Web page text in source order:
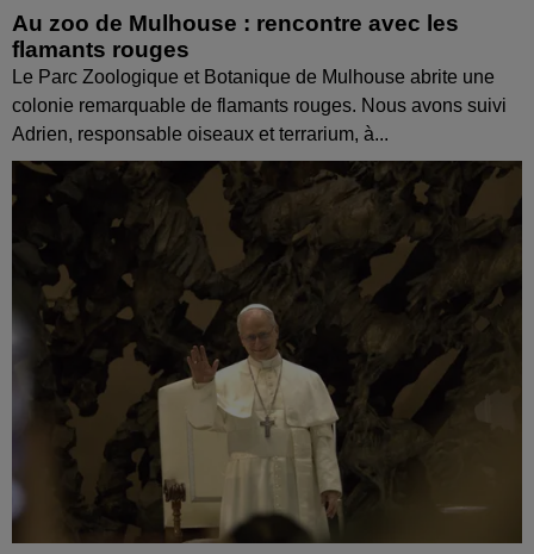
Au zoo de Mulhouse : rencontre avec les
flamants rouges
Le Parc Zoologique et Botanique de Mulhouse abrite une
colonie remarquable de flamants rouges. Nous avons suivi
Adrien, responsable oiseaux et terrarium, à...